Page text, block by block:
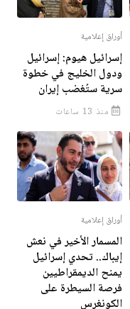
أوراق إعلامية
إسرائيل هيوم: إسرائيل
ودول الخليج في خطوة
سرية ستُغضب إيران
منذ 13 ساعات
أوراق إعلامية
المسمار الأخير في نعش
إيباك.. تحدي إسرائيل
يمنح الديمقراطيين
فرصة السيطرة على
الكونغرس